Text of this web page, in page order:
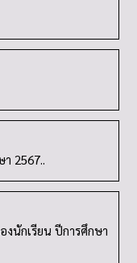
2567..
นักเรียน ปีการศึกษา